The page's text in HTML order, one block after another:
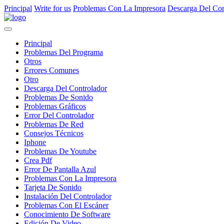
Principal Write for us Problemas Con La Impresora Descarga Del
Principal
Problemas Del Programa
Otros
Errores Comunes
Otro
Descarga Del Controlador
Problemas De Sonido
Problemas Gráficos
Error Del Controlador
Problemas De Red
Consejos Técnicos
Iphone
Problemas De Youtube
Crea Pdf
Error De Pantalla Azul
Problemas Con La Impresora
Tarjeta De Sonido
Instalación Del Controlador
Problemas Con El Escáner
Conocimiento De Software